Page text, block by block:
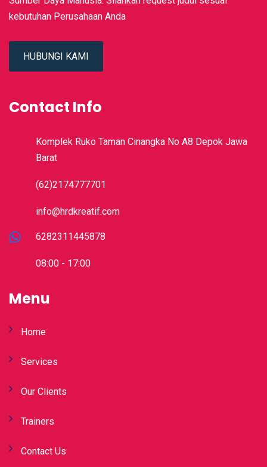
kebutuhan Perusahaan Anda
HUBUNGI KAMI
Contact Info
Komplek Ruko Taman Cinangka No A8 Depok Jawa
Barat
(62)2174777701
info@hrdkreatif.com
6282311445878
08:00 - 17:00
Menu
Home
Services
Our Clients
Trainers
Contact Us